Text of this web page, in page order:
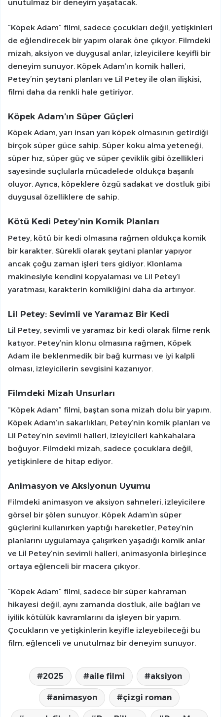
unutulmaz bir deneyim yaşatacak.
“Köpek Adam” filmi, sadece çocukları değil, yetişkinleri
de eğlendirecek bir yapım olarak öne çıkıyor. Filmdeki
mizah, aksiyon ve duygusal anlar, izleyicilere keyifli bir
deneyim sunuyor. Köpek Adam’ın komik halleri,
Petey’nin şeytani planları ve Lil Petey ile olan ilişkisi,
filmi daha da renkli hale getiriyor.
Köpek Adam’ın Süper Güçleri
Köpek Adam, yarı insan yarı köpek olmasının getirdiği
birçok süper güce sahip. Süper koku alma yeteneği,
süper hız, süper güç ve süper çeviklik gibi özellikleri
sayesinde suçlularla mücadelede oldukça başarılı
oluyor. Ayrıca, köpeklere özgü sadakat ve dostluk gibi
duygusal özelliklere de sahip.
Kötü Kedi Petey’nin Komik Planları
Petey, kötü bir kedi olmasına rağmen oldukça komik
bir karakter. Sürekli olarak şeytani planlar yapıyor
ancak çoğu zaman işleri ters gidiyor. Klonlama
makinesiyle kendini kopyalaması ve Lil Petey’i
yaratması, karakterin komikliğini daha da artırıyor.
Lil Petey: Sevimli ve Yaramaz Bir Kedi
Lil Petey, sevimli ve yaramaz bir kedi olarak filme renk
katıyor. Petey’nin klonu olmasına rağmen, Köpek
Adam ile beklenmedik bir bağ kurması ve iyi kalpli
olması, izleyicilerin sevgisini kazanıyor.
Filmdeki Mizah Unsurları
“Köpek Adam” filmi, baştan sona mizah dolu bir yapım.
Köpek Adam’ın sakarlıkları, Petey’nin komik planları ve
Lil Petey’nin sevimli halleri, izleyicileri kahkahalara
boğuyor. Filmdeki mizah, sadece çocuklara değil,
yetişkinlere de hitap ediyor.
Animasyon ve Aksiyonun Uyumu
Filmdeki animasyon ve aksiyon sahneleri, izleyicilere
görsel bir şölen sunuyor. Köpek Adam’ın süper
güçlerini kullanırken yaptığı hareketler, Petey’nin
planlarını uygulamaya çalışırken yaşadığı komik anlar
ve Lil Petey’nin sevimli halleri, animasyonla birleşince
ortaya eğlenceli bir macera çıkıyor.
“Köpek Adam” filmi, sadece bir süper kahraman
hikayesi değil, aynı zamanda dostluk, aile bağları ve
iyilik kötülük kavramlarını da işleyen bir yapım.
Çocukların ve yetişkinlerin keyifle izleyebileceği bu
film, eğlenceli ve unutulmaz bir deneyim sunuyor.
2025 aile filmi aksiyon
animasyon çizgi roman